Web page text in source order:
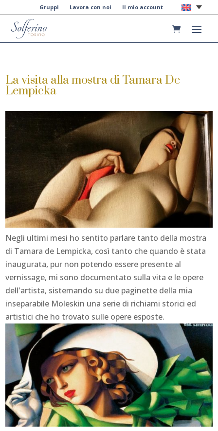
Gruppi Lavora con noi Il mio account
La visita alla mostra di Tamara De
Lempicka
Negli ultimi mesi ho sentito parlare tanto della mostra
di Tamara de Lempicka, così tanto che quando è stata
inaugurata, pur non potendo essere presente al
vernissage, mi sono documentato sulla vita e le opere
dell'artista, sistemando su due paginette della mia
inseparabile Moleskin una serie di richiami storici ed
artistici che ho trovato sulle opere esposte.